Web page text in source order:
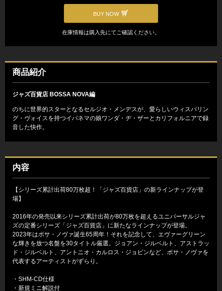
BUY NOW
在庫情報は購入先にてご確認ください。
商品紹介
ジャズ百貨店 BOSSA NOVA編
のちに世界的スターとなるセルジオ・メンデスが、愛らしいウィスパリン
グ・ヴォイスを持つイパネマの娘ワンダ・ヂ・ザーとカリフォルニアで録
音した快作。
内容
【シリーズ累計出荷80万枚超！「ジャズ百貨店」の新ラインナップが登
場】
2016年の発売以来シリーズ累計出荷が80万枚を超えるユニバーサルジャ
ズの定番シリーズ「ジャズ百貨店」に新たなラインナップが登場。
2023年はボサ・ノヴァ誕生65周年！それを記念して、エヴァーグリーン
な輝きを放つ名盤を30タイトル厳選。ジョアン・ジルベルト、アストラッ
ド・ジルベルト、アントニオ・カルロス・ジョビンなど、ボサ・ノヴァを
代表するアーティストがずらり。
・SHM-CD仕様
・新規ミニ解説付